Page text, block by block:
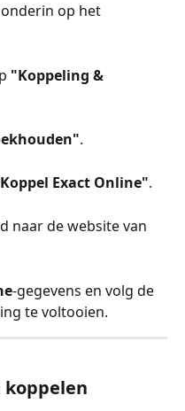
onderin op het
"Koppeling &
.
Exact Online".
naar de website van
-gegevens en volg de
te voltooien.